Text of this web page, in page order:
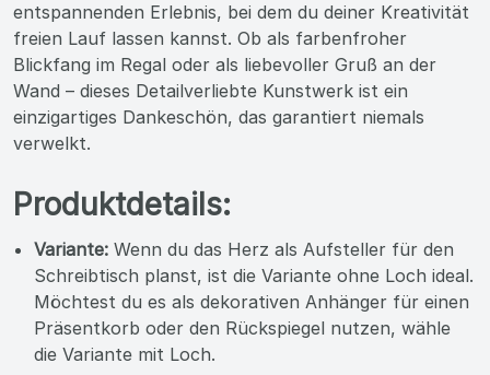
entspannenden Erlebnis, bei dem du deiner Kreativität
freien Lauf lassen kannst. Ob als farbenfroher
Blickfang im Regal oder als liebevoller Gruß an der
Wand – dieses Detailverliebte Kunstwerk ist ein
einzigartiges Dankeschön, das garantiert niemals
verwelkt.
Produktdetails:
Variante: Wenn du das Herz als Aufsteller für den
Schreibtisch planst, ist die Variante ohne Loch ideal.
Möchtest du es als dekorativen Anhänger für einen
Präsentkorb oder den Rückspiegel nutzen, wähle
die Variante mit Loch.